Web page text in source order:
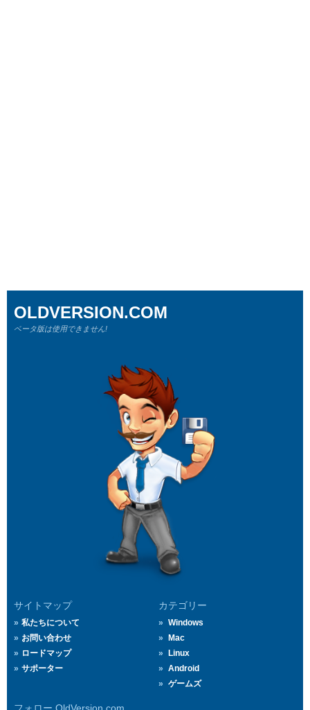
サイトマップ
私たちについて
お問い合わせ
ロードマップ
サポーター
カテゴリー
Windows
Mac
Linux
Android
ゲームズ
OLDVERSION.COM
ベータ版は使用できません!